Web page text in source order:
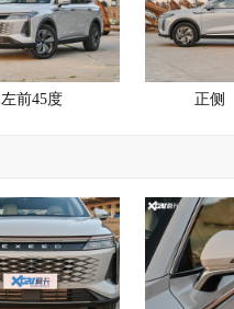
左前45度 正侧